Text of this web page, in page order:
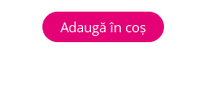
Adaugă în coș